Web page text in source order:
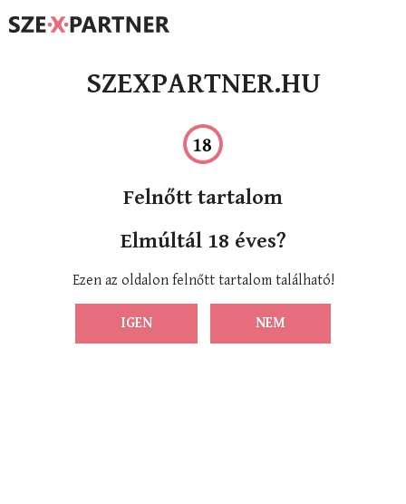
SZEXPARTNER.HU
Felnőtt tartalom
Elmúltál 18 éves?
Ezen az oldalon felnőtt tartalom található!
IGEN NEM